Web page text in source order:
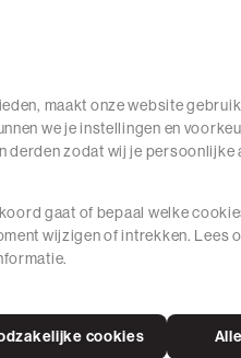
maakt onze website
we je instellingen en
derden zodat wij je persoonlijke
gaat of bepaal welke
wijzigen of intrekken. Lees
cookies